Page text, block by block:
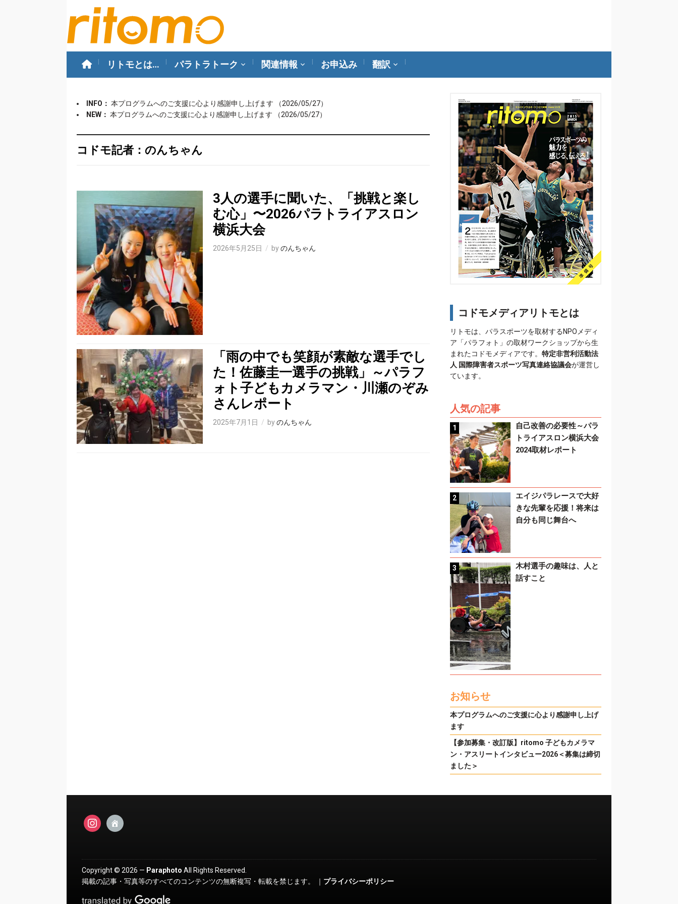
リトモとは… パラトラトーク 関連情報 お申込み 翻訳
INFO： 本プログラムへのご支援に心より感謝申し上げます （2026/05/27）
NEW： 本プログラムへのご支援に心より感謝申し上げます （2026/05/27）
コドモ記者：のんちゃん
3人の選手に聞いた、「挑戦と楽し
む心」〜2026パラトライアスロン
横浜大会
2026年5月25日 byのんちゃん
「雨の中でも笑顔が素敵な選手でし
た！佐藤圭一選手の挑戦」～パラフ
ォト子どもカメラマン・川瀬のぞみ
さんレポート
2025年7月1日 byのんちゃん
コドモメディアリトモとは
リトモは、パラスポーツを取材するNPOメディ
ア「パラフォト」の取材ワークショップから生
まれたコドモメディアです。 特定非営利活動法
人 国際障害者スポーツ写真連絡協議会が運営し
ています。
人気の記事
自己改善の必要性～パラ
トライアスロン横浜大会
2024取材レポート
エイジパラレースで大好
きな先輩を応援！将来は
自分も同じ舞台へ
木村選手の趣味は、人と
話すこと
お知らせ
本プログラムへのご支援に心より感謝申し上げ
ます
【参加募集・改訂版】ritomo 子どもカメラマ
ン・アスリートインタビュー2026＜募集は締切
ました＞
instagram
admin-
home
Copyright © 2026 — Paraphoto All Rights Reserved.
掲載の記事・写真等のすべてのコンテンツの無断複写・転載を禁じます。 ｜ プライバシーポリシー